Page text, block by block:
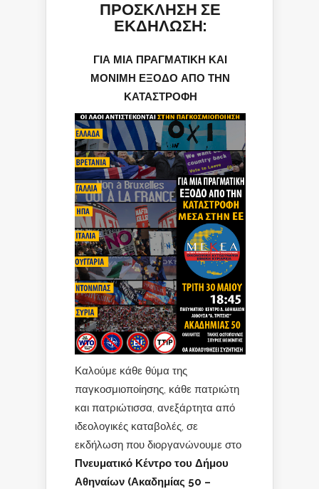
ΠΡΟΣΚΛΗΣΗ ΣΕ
ΕΚΔΗΛΩΣΗ:
ΓΙΑ ΜΙΑ ΠΡΑΓΜΑΤΙΚΗ ΚΑΙ
ΜΟΝΙΜΗ ΕΞΟΔΟ ΑΠΟ ΤΗΝ
ΚΑΤΑΣΤΡΟΦΗ
Καλούμε κάθε θύμα της
παγκοσμιοποίησης, κάθε πατριώτη
και πατριώτισσα, ανεξάρτητα από
ιδεολογικές καταβολές, σε
εκδήλωση που διοργανώνουμε στο
Πνευματικό Κέντρο του Δήμου
Αθηναίων (Ακαδημίας 50 –